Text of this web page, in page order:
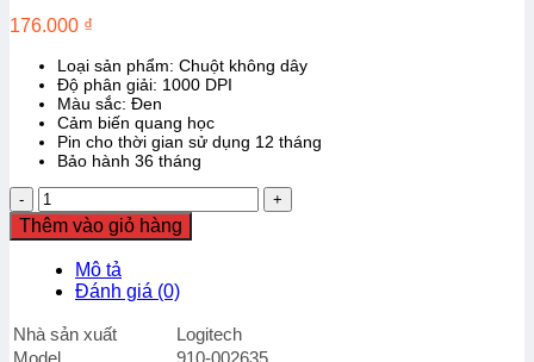
176.000 ₫
Loại sản phẩm: Chuột không dây
Độ phân giải: 1000 DPI
Màu sắc: Đen
Cảm biến quang học
Pin cho thời gian sử dụng 12 tháng
Bảo hành 36 tháng
CHUỘT
VI
TÍNH
(MOUSE)
LOGITECHB175
WIRELESS/OPTICAL/AA/
ĐEN
(BLACK)/NB(910-
Thêm vào giỏ hàng
Mô tả
Đánh giá (0)
Nhà sản xuất
Logitech
Model
910-002635